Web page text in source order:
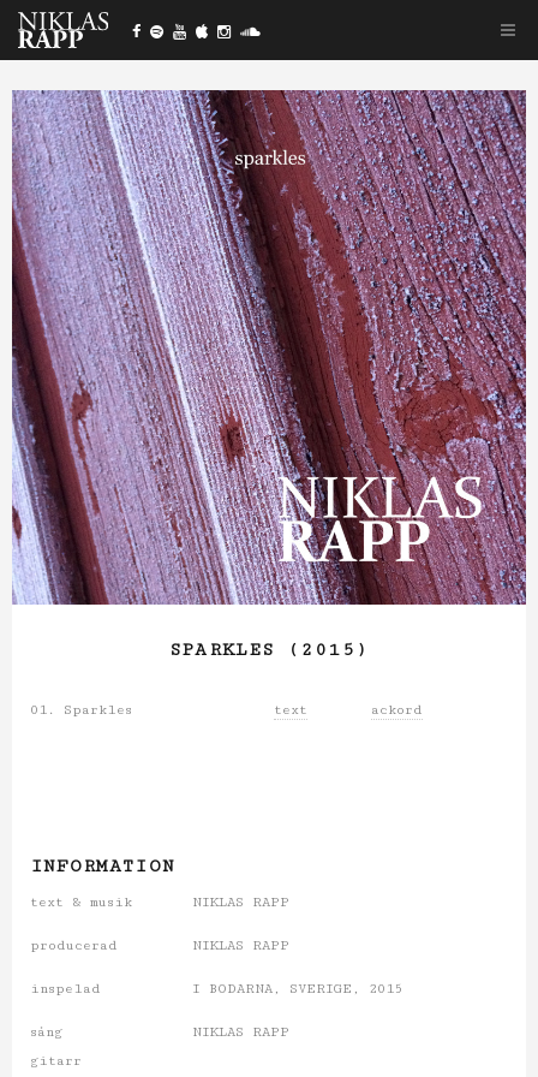
SPARKLES (2015)
01. Sparkles text ackord
INFORMATION
text & musik NIKLAS RAPP
producerad NIKLAS RAPP
inspelad I BODARNA, SVERIGE, 2015
sång
gitarr
NIKLAS RAPP